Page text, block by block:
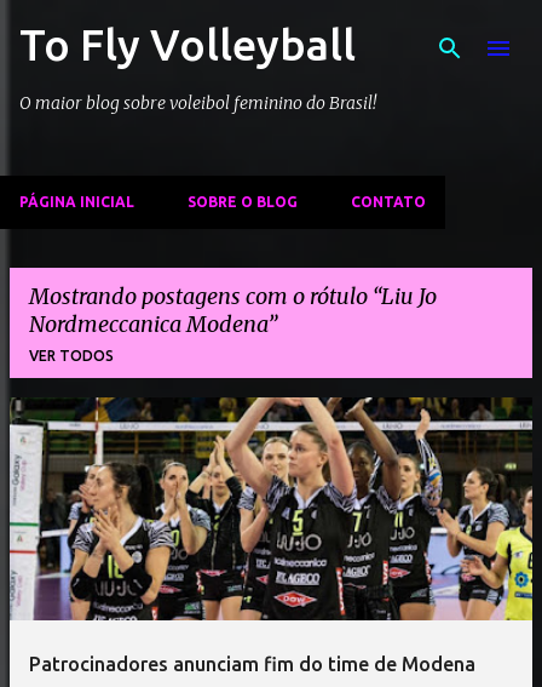
Pular para o conteúdo principal
To Fly Volleyball
O maior blog sobre voleibol feminino do Brasil!
PÁGINA INICIAL SOBRE O BLOG CONTATO
Mostrando postagens com o rótulo Liu Jo
Nordmeccanica Modena
VER TODOS
P
o
s
a
g
Patrocinadores anunciam fim do time de Modena